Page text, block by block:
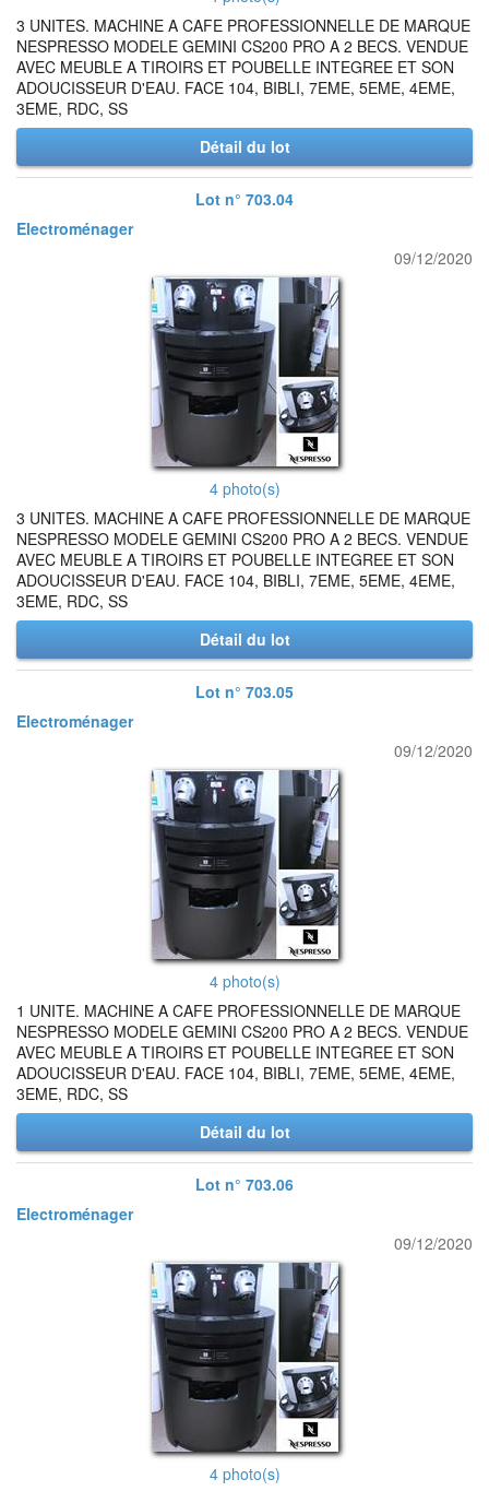
3 UNITES. MACHINE A CAFE PROFESSIONNELLE DE MARQUE
NESPRESSO MODELE GEMINI CS200 PRO A 2 BECS. VENDUE
AVEC MEUBLE A TIROIRS ET POUBELLE INTEGREE ET SON
ADOUCISSEUR D'EAU. FACE 104, BIBLI, 7EME, 5EME, 4EME,
3EME, RDC, SS
Détail du lot
Lot n° 703.04
Electroménager
09/12/2020
4 photo(s)
3 UNITES. MACHINE A CAFE PROFESSIONNELLE DE MARQUE
NESPRESSO MODELE GEMINI CS200 PRO A 2 BECS. VENDUE
AVEC MEUBLE A TIROIRS ET POUBELLE INTEGREE ET SON
ADOUCISSEUR D'EAU. FACE 104, BIBLI, 7EME, 5EME, 4EME,
3EME, RDC, SS
Détail du lot
Lot n° 703.05
Electroménager
09/12/2020
4 photo(s)
1 UNITE. MACHINE A CAFE PROFESSIONNELLE DE MARQUE
NESPRESSO MODELE GEMINI CS200 PRO A 2 BECS. VENDUE
AVEC MEUBLE A TIROIRS ET POUBELLE INTEGREE ET SON
ADOUCISSEUR D'EAU. FACE 104, BIBLI, 7EME, 5EME, 4EME,
3EME, RDC, SS
Détail du lot
Lot n° 703.06
Electroménager
09/12/2020
4 photo(s)